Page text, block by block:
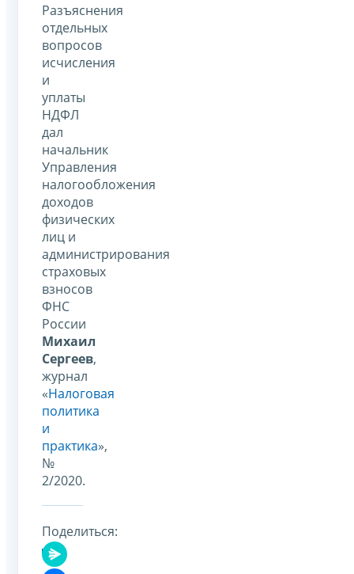
Разъяснения
отдельных
вопросов
исчисления
и
уплаты
НДФЛ
дал
начальник
Управления
налогообложения
доходов
физических
лиц и
администрирования
страховых
взносов
ФНС
России
Михаил
Сергеев,
журнал
«Налоговая
политика
и
практика»,
№
2/2020.
Поделиться: